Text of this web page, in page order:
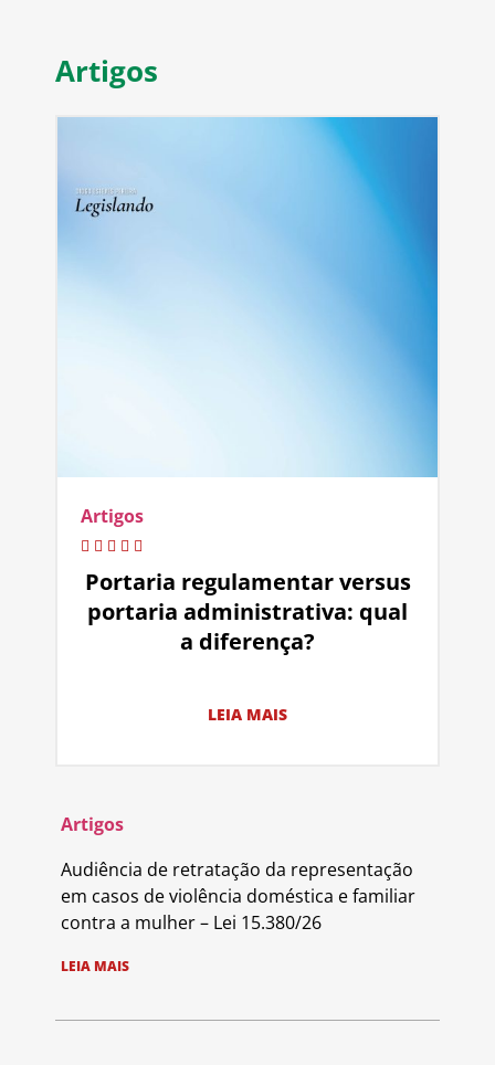
Artigos
Artigos
Portaria regulamentar versus
portaria administrativa: qual
a diferença?
LEIA MAIS
Artigos
Audiência de retratação da representação
em casos de violência doméstica e familiar
contra a mulher – Lei 15.380/26
LEIA MAIS